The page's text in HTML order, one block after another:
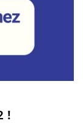
!